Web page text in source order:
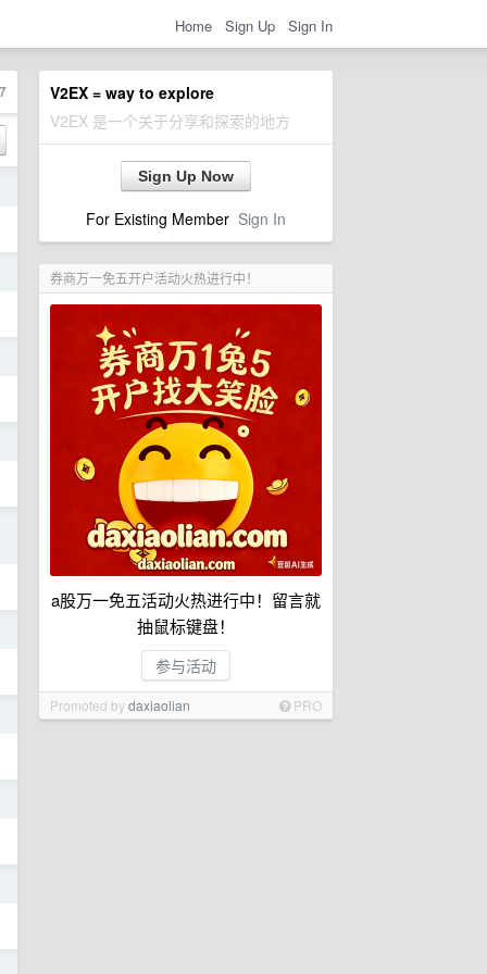
Home Sign Up Sign In
V2EX = way to explore
V2EX 是一个关于分享和探索的地方
Sign Up Now
For Existing Member Sign In
券商万一免五开户活动火热进行中！
a股万一免五活动火热进行中！留言就
抽鼠标键盘！
参与活动
Promoted bydaxiaolian PRO